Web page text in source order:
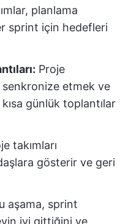
planlama
sprint için hedefleri
Proje
etmek ve
günlük toplantılar
takımları
gösterir ve geri
aşama, sprint
iyi gittiğini ve